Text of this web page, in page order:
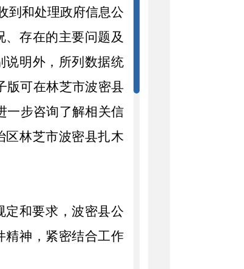
到和处理政府信息公
存在的主要问题及
说明外，所列数据统
版可在林芝市波密县
一步咨询了解相关信
区林芝市波密县扎木
定和要求，波密县公
精神，紧密结合工作